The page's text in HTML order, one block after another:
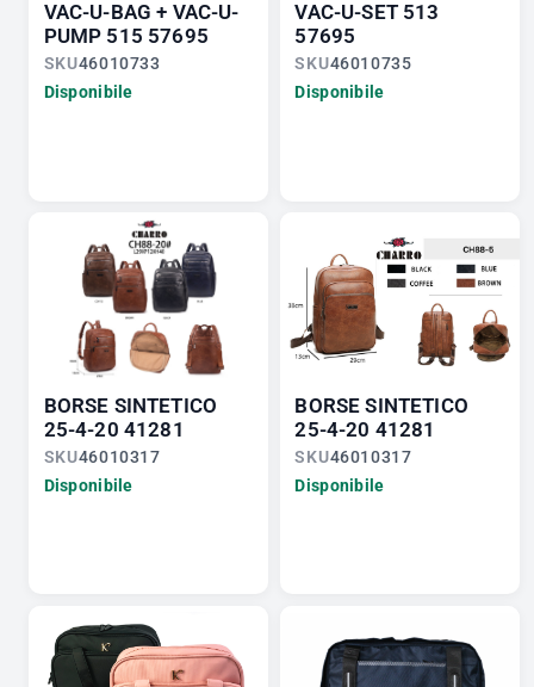
VAC-U-BAG + VAC-U-
PUMP 515 57695
SKU46010733
Disponibile
VAC-U-SET 513
57695
SKU46010735
Disponibile
BORSE SINTETICO
25-4-20 41281
SKU46010317
Disponibile
BORSE SINTETICO
25-4-20 41281
SKU46010317
Disponibile